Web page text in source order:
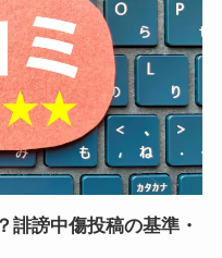
誹謗中傷投稿の基準・